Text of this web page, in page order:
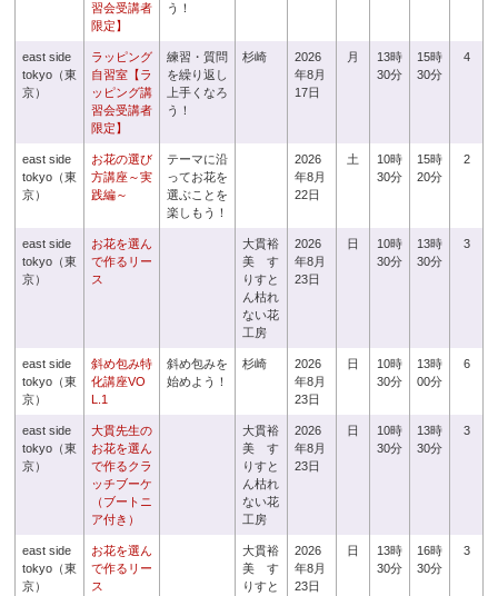
習会受講者
限定】
う！
east side
tokyo（東
京）
ラッピング
自習室【ラ
ッピング講
習会受講者
限定】
練習・質問
を繰り返し
上手くなろ
う！
杉崎
2026
年8月
17日
月
13時
30分
15時
30分
4
east side
tokyo（東
京）
お花の選び
方講座～実
践編～
テーマに沿
ってお花を
選ぶことを
楽しもう！
2026
年8月
22日
土
10時
30分
15時
20分
2
east side
tokyo（東
京）
お花を選ん
で作るリー
ス
大貫裕
美 す
りすと
ん枯れ
ない花
工房
2026
年8月
23日
日
10時
30分
13時
30分
3
east side
tokyo（東
京）
斜め包み特
化講座VO
L.1
斜め包みを
始めよう！
杉崎
2026
年8月
23日
日
10時
30分
13時
00分
6
east side
tokyo（東
京）
大貫先生の
お花を選ん
で作るクラ
ッチブーケ
（ブートニ
ア付き）
大貫裕
美 す
りすと
ん枯れ
ない花
工房
2026
年8月
23日
日
10時
30分
13時
30分
3
east side
tokyo（東
京）
お花を選ん
で作るリー
ス
大貫裕
美 す
りすと
2026
年8月
23日
日
13時
30分
16時
30分
3